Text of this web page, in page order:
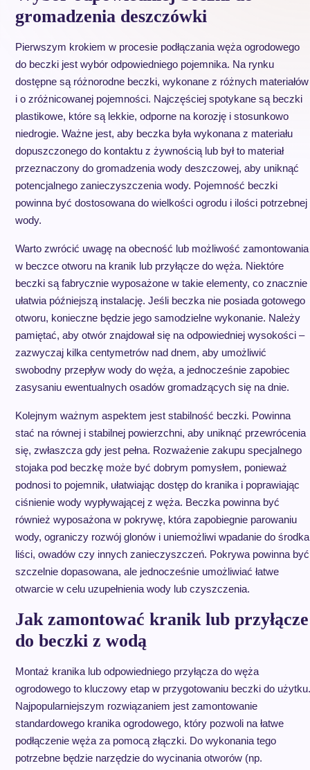
gromadzenia deszczówki
Pierwszym krokiem w procesie podłączania węża ogrodowego
do beczki jest wybór odpowiedniego pojemnika. Na rynku
dostępne są różnorodne beczki, wykonane z różnych materiałów
i o zróżnicowanej pojemności. Najczęściej spotykane są beczki
plastikowe, które są lekkie, odporne na korozję i stosunkowo
niedrogie. Ważne jest, aby beczka była wykonana z materiału
dopuszczonego do kontaktu z żywnością lub był to materiał
przeznaczony do gromadzenia wody deszczowej, aby uniknąć
potencjalnego zanieczyszczenia wody. Pojemność beczki
powinna być dostosowana do wielkości ogrodu i ilości potrzebnej
wody.
Warto zwrócić uwagę na obecność lub możliwość zamontowania
w beczce otworu na kranik lub przyłącze do węża. Niektóre
beczki są fabrycznie wyposażone w takie elementy, co znacznie
ułatwia późniejszą instalację. Jeśli beczka nie posiada gotowego
otworu, konieczne będzie jego samodzielne wykonanie. Należy
pamiętać, aby otwór znajdował się na odpowiedniej wysokości –
zazwyczaj kilka centymetrów nad dnem, aby umożliwić
swobodny przepływ wody do węża, a jednocześnie zapobiec
zasysaniu ewentualnych osadów gromadzących się na dnie.
Kolejnym ważnym aspektem jest stabilność beczki. Powinna
stać na równej i stabilnej powierzchni, aby uniknąć przewrócenia
się, zwłaszcza gdy jest pełna. Rozważenie zakupu specjalnego
stojaka pod beczkę może być dobrym pomysłem, ponieważ
podnosi to pojemnik, ułatwiając dostęp do kranika i poprawiając
ciśnienie wody wypływającej z węża. Beczka powinna być
również wyposażona w pokrywę, która zapobiegnie parowaniu
wody, ograniczy rozwój glonów i uniemożliwi wpadanie do środka
liści, owadów czy innych zanieczyszczeń. Pokrywa powinna być
szczelnie dopasowana, ale jednocześnie umożliwiać łatwe
otwarcie w celu uzupełnienia wody lub czyszczenia.
Jak zamontować kranik lub przyłącze
do beczki z wodą
Montaż kranika lub odpowiedniego przyłącza do węża
ogrodowego to kluczowy etap w przygotowaniu beczki do użytku.
Najpopularniejszym rozwiązaniem jest zamontowanie
standardowego kranika ogrodowego, który pozwoli na łatwe
podłączenie węża za pomocą złączki. Do wykonania tego
potrzebne będzie narzędzie do wycinania otworów (np.